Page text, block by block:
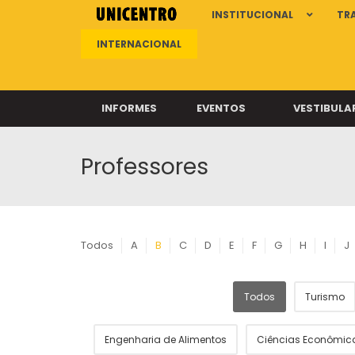
INSTITUCIONAL
INTERNACIONAL
INFORMES EVENTOS
Professores
Todos A B C D E F G H I J
Todos Turismo
Engenharia de Alimentos Ciências